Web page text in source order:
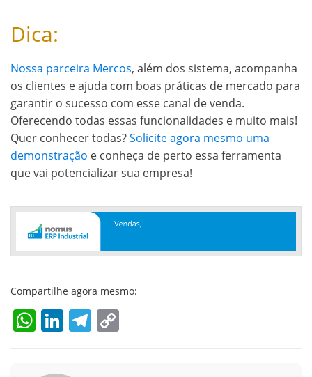
Dica:
Nossa parceira Mercos, além dos sistema, acompanha
os clientes e ajuda com boas práticas de mercado para
garantir o sucesso com esse canal de venda.
Oferecendo todas essas funcionalidades e muito mais!
Quer conhecer todas?Solicite agora mesmo uma
demonstração e conheça de perto essa ferramenta
que vai potencializar sua empresa!
Compartilhe agora mesmo:
WhatsApp
LinkedIn
Telegram